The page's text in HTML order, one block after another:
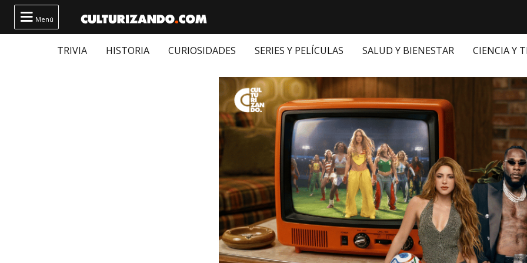
 Menú
TRIVIA HISTORIA CURIOSIDADES SERIES Y PELÍCULAS SALUD Y BIENESTAR CIENCIA Y